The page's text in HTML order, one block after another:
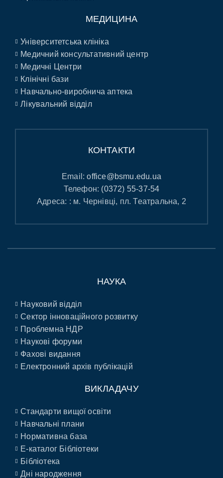
МЕДИЦИНА
Університетська клініка
Медичний консультативний центр
Медичні Центри
Клінічні бази
Навчально-виробнича аптека
Лікувальний відділ
КОНТАКТИ
Email:office@bsmu.edu.ua
Телефон: (0372) 55-37-54
Адреса: : м. Чернівці, пл. Театральна, 2
НАУКА
Науковий відділ
Сектор інноваційного розвитку
Проблемна НДР
Наукові форуми
Фахові видання
Електронний архів публікацій
ВИКЛАДАЧУ
Стандарти вищої освіти
Навчальні плани
Нормативна база
E-каталог Бібліотеки
Бібліотека
Дні народження